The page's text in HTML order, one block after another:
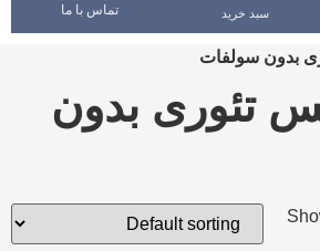
سبد خرید تماس با ما
بدون سولفات
تئوری بدون